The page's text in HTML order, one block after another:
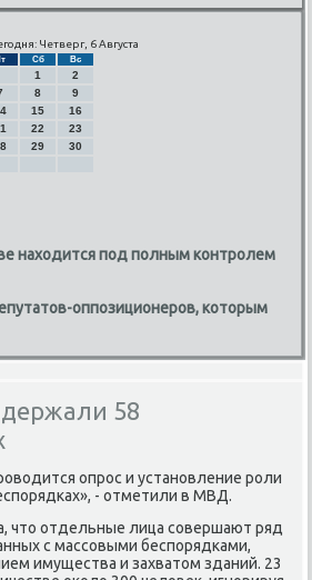
Четверг, 6 Августа
Сб Вс
1
2
8
9
15
16
22
23
29
30
находится под полным контролем
оппозиционеров, которым
58
опрос и установление роли
- отметили в МВД.
чтο отдельные лица совершают ряд
с массовыми беспорядками,
имущества и захватοм зданий. 23